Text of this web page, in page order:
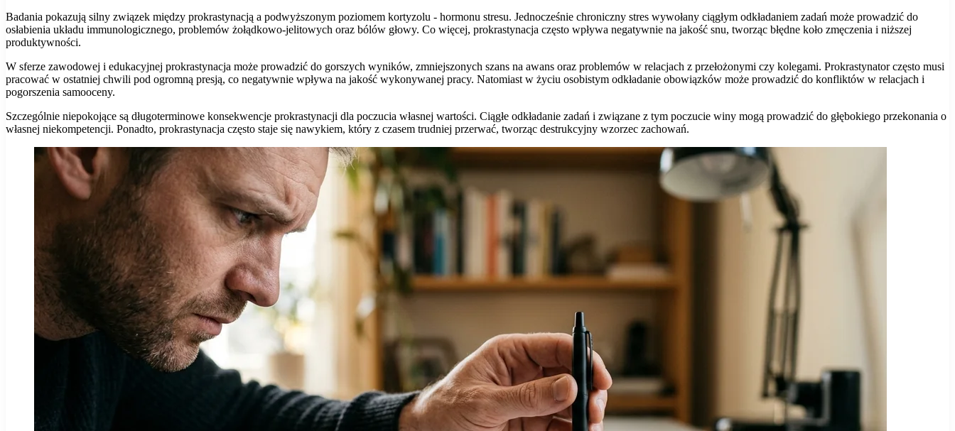
Badania pokazują silny związek między prokrastynacją a podwyższonym poziomem kortyzolu - hormonu stresu. Jednocześnie chroniczny stres wywołany ciągłym odkładaniem zadań może prowadzić do
osłabienia układu immunologicznego, problemów żołądkowo-jelitowych oraz bólów głowy. Co więcej, prokrastynacja często wpływa negatywnie na jakość snu, tworząc błędne koło zmęczenia i niższej
produktywności.
W sferze zawodowej i edukacyjnej prokrastynacja może prowadzić do gorszych wyników, zmniejszonych szans na awans oraz problemów w relacjach z przełożonymi czy kolegami. Prokrastynator często musi
pracować w ostatniej chwili pod ogromną presją, co negatywnie wpływa na jakość wykonywanej pracy. Natomiast w życiu osobistym odkładanie obowiązków może prowadzić do konfliktów w relacjach i
pogorszenia samooceny.
Szczególnie niepokojące są długoterminowe konsekwencje prokrastynacji dla poczucia własnej wartości. Ciągłe odkładanie zadań i związane z tym poczucie winy mogą prowadzić do głębokiego przekonania o
własnej niekompetencji. Ponadto, prokrastynacja często staje się nawykiem, który z czasem trudniej przerwać, tworząc destrukcyjny wzorzec zachowań.